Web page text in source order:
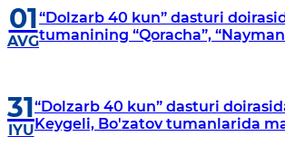
01
AVG
“Dolzarb 40 kun” dasturi
tumanining “Qoracha”,
31
IYU
“Dolzarb 40 kun” dasturi
Keygeli, Bo'zatov tumanlarida